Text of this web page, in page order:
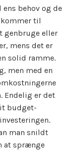
behov og de
til
genbruge eller
mens det er
solid ramme.
men med en
Endelig er det
budget-
man snildt
at sprænge